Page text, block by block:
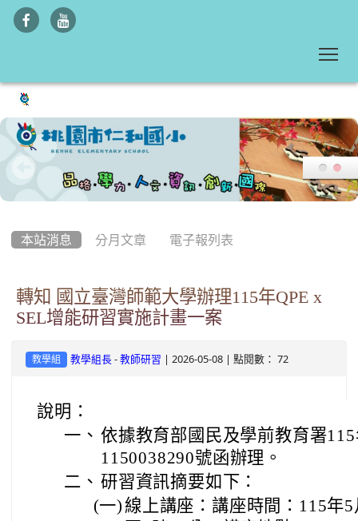
本站消息 分月文章 電子報列表
轉知 國立臺灣師範大學辦理115年QPE x
SEL增能研習實施計畫一案
教學組 教學組長- 教師研習 | 2026-05-08 | 點閱數： 72
說明：
一、 依據教育部國民及學前教育署
1150038290號函辦理。
二、 研習資訊摘要如下：
(一)線上講座：講座時間：115年